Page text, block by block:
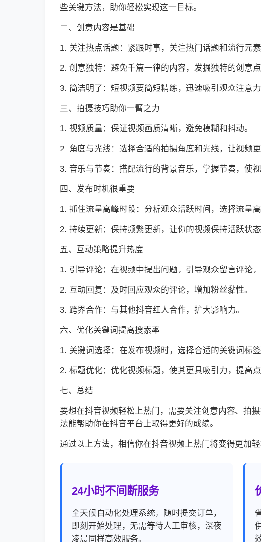
些关键方法，助你轻松实现这一目标。
二、创意内容是基础
1. 关注热点话题：紧跟时事，关注热门话题和流行元
2. 创意独特：避免千篇一律的内容，发掘独特的创意点
3. 简洁明了：短视频要简短精练，迅速吸引观众注意力
三、拍摄技巧助你一臂之力
1. 视频质量：保证视频画质清晰，避免模糊和抖动。
2. 角度与光线：选择合适的拍摄角度和光线，让视频更
3. 音乐与节奏：搭配流行的背景音乐，掌握节奏，使视
四、发布时机很重要
1. 抓住流量高峰时段：分析观众活跃时间，选择流量高
2. 持续更新：保持频繁更新，让你的视频保持活跃状态
五、互动策略提升热度
1. 引导评论：在视频中提出问题，引导观众留言评论，
2. 互动回复：及时回应观众的评论，增加粉丝黏性。
3. 跨界合作：与其他抖音红人合作，扩大影响力。
六、优化关键词提高搜索率
1. 关键词选择：在发布视频时，选择合适的关键词标
2. 标题优化：优化视频标题，使其更具吸引力，提高点
七、总结
要想在抖音视频轻松上热门，需要关注创意内容、拍
法能帮助你在抖音平台上取得更好的成绩。
通过以上方法，相信你在抖音视频上热门将变得更加
24小时不间断服务
全天候自动化处理系统，随时提交订单，
即刻开始处理，无需等待人工审核，深夜
凌晨同样高效服务。